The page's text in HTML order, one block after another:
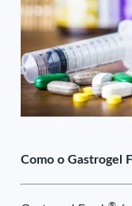
Como o Gastrogel